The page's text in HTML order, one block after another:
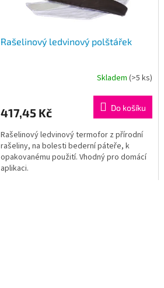
Rašelinový ledvinový polštářek
Skladem (>5 ks)
417,45 Kč Do košíku
Rašelinový ledvinový termofor z přírodní
rašeliny, na bolesti bederní páteře, k
opakovanému použití. Vhodný pro domácí
aplikaci.